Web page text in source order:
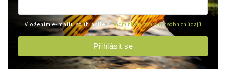
Vložením e-mailu souhlasíte spodmínkami ochrany osobních údajů
Přihlásit se